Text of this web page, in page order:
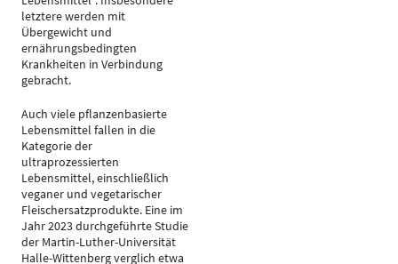
letztere werden mit
Übergewicht und
ernährungsbedingten
Krankheiten in Verbindung
gebracht.
Auch viele pflanzenbasierte
Lebensmittel fallen in die
Kategorie der
ultraprozessierten
Lebensmittel, einschließlich
veganer und vegetarischer
Fleischersatzprodukte. Eine im
Jahr 2023 durchgeführte Studie
der Martin-Luther-Universität
Halle-Wittenberg verglich etwa